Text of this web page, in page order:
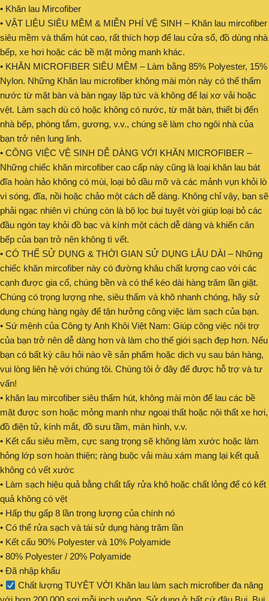
• Khăn lau Mircofiber
• VẬT LIỆU SIÊU MỀM & MIỄN PHÍ VỆ SINH – Khăn lau mircofiber
siêu mềm và thấm hút cao, rất thích hợp để lau cửa sổ, đồ dùng nhà
bếp, xe hơi hoặc các bề mặt mỏng manh khác.
• KHĂN MICROFIBER SIÊU MỀM – Làm bằng 85% Polyester, 15%
Nylon. Những Khăn lau microfiber không mài mòn này có thể thấm
nước từ mặt bàn và bàn ngay lập tức và không để lại xơ vải hoặc
vệt. Làm sạch dù có hoặc không có nước, từ mặt bàn, thiết bị đến
nhà bếp, phòng tắm, gương, v.v., chúng sẽ làm cho ngôi nhà của
bạn trở nên lung linh.
• CÔNG VIỆC VỆ SINH DỄ DÀNG VỚI KHĂN MICROFIBER –
Những chiếc khăn mircofiber cao cấp này cũng là loại khăn lau bát
đĩa hoàn hảo không có mùi, loại bỏ dầu mỡ và các mảnh vụn khỏi lò
vi sóng, đĩa, nồi hoặc chảo một cách dễ dàng. Không chỉ vậy, bạn sẽ
phải ngạc nhiên vì chúng còn là bộ lọc bụi tuyệt vời giúp loại bỏ các
đầu ngón tay khỏi đồ bạc và kính một cách dễ dàng và khiến căn
bếp của bạn trở nên không tì vết.
• CÓ THỂ SỬ DỤNG & THỜI GIAN SỬ DỤNG LÂU DÀI – Những
chiếc khăn mircofiber này có đường khâu chất lượng cao với các
cạnh được gia cố, chúng bền và có thể kéo dài hàng trăm lần giặt.
Chúng có trọng lượng nhẹ, siêu thấm và khô nhanh chóng, hãy sử
dụng chúng hàng ngày để tận hưởng công việc làm sạch của bạn.
• Sứ mệnh của Công ty Anh Khôi Việt Nam: Giúp công việc nội trợ
của bạn trở nên dễ dàng hơn và làm cho thế giới sạch đẹp hơn. Nếu
bạn có bất kỳ câu hỏi nào về sản phẩm hoặc dịch vụ sau bán hàng,
vui lòng liên hệ với chúng tôi. Chúng tôi ở đây để được hỗ trợ và tư
vấn!
• khăn lau mircofiber siêu thấm hút, không mài mòn để lau các bề
mặt được sơn hoặc mỏng manh như ngoại thất hoặc nội thất xe hơi,
đồ điện tử, kính mắt, đồ sưu tầm, màn hình, v.v.
• Kết cấu siêu mềm, cực sang trọng sẽ không làm xước hoặc làm
hỏng lớp sơn hoàn thiện; ràng buộc vải màu xám mang lại kết quả
không có vết xước
• Làm sạch hiệu quả bằng chất tẩy rửa khô hoặc chất lỏng để có kết
quả không có vệt
• Hấp thụ gấp 8 lần trọng lượng của chính nó
• Có thể rửa sạch và tái sử dụng hàng trăm lần
• Kết cấu 90% Polyester và 10% Polyamide
• 80% Polyester / 20% Polyamide
• Đã nhập khẩu
•
Chất lượng TUYỆT VỜI Khăn lau làm sạch microfiber đa năng